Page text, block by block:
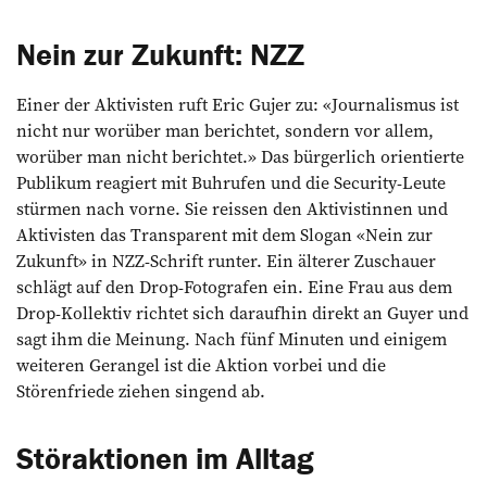
Nein zur Zukunft: NZZ
Einer der Aktivisten ruft Eric Gujer zu: «Journalismus ist
nicht nur worüber man berichtet, sondern vor allem,
worüber man nicht berichtet.» Das bürgerlich orientierte
Publikum reagiert mit Buhrufen und die Security-Leute
stürmen nach vorne. Sie reissen den Aktivistinnen und
Aktivisten das Transparent mit dem Slogan «Nein zur
Zukunft» in NZZ-Schrift runter. Ein älterer Zuschauer
schlägt auf den Drop-Fotografen ein. Eine Frau aus dem
Drop-Kollektiv richtet sich daraufhin direkt an Guyer und
sagt ihm die Meinung. Nach fünf Minuten und einigem
weiteren Gerangel ist die Aktion vorbei und die
Störenfriede ziehen singend ab.
Störaktionen im Alltag